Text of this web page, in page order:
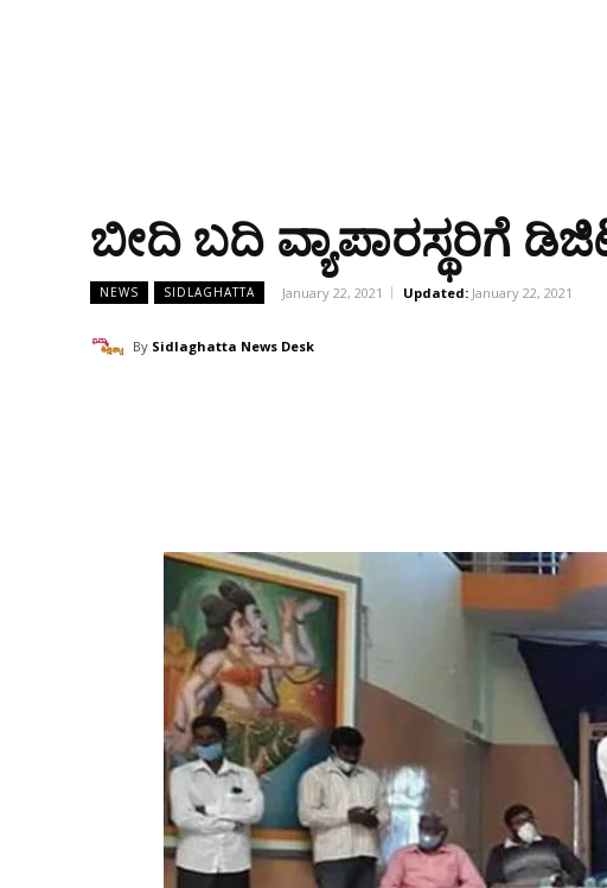
ಬೀದಿ ಬದಿ ವ್ಯಾಪಾರಸ್ಥರಿಗೆ
NEWS SIDLAGHATTA January 22, 2021 Updated: January 22, 2021
By Sidlaghatta News Desk